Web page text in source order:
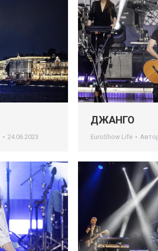
24.06.2023
ДЖАНГО
EuroShow Life